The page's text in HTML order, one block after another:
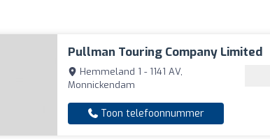
Pullman Touring Company Limited
Hemmeland 1 - 1141 AV,
Monnickendam
Toon telefoonnummer